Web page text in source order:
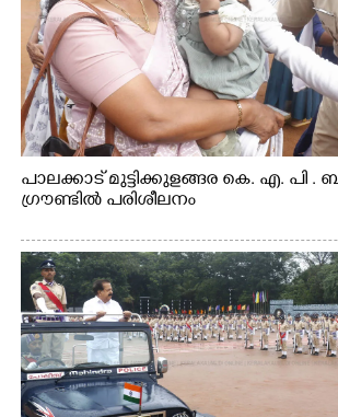
പാലക്കാട് മുട്ടിക്കുളങ്ങര കെ. എ. പി .
ഗ്രൗണ്ടിൽ പരിശീലനം